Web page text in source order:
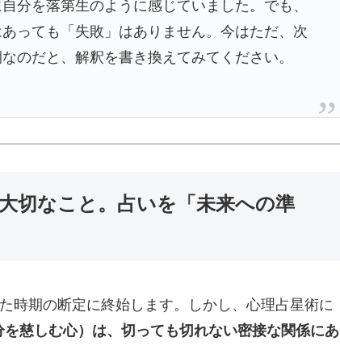
分を落第生のように感じていました。でも、
っても「失敗」はありません。今はただ、次
のだと、解釈を書き換えてみてください。
切なこと。占いを「未来への準
時期の断定に終始します。しかし、心理占星術に
慈しむ心）は、切っても切れない密接な関係にあ